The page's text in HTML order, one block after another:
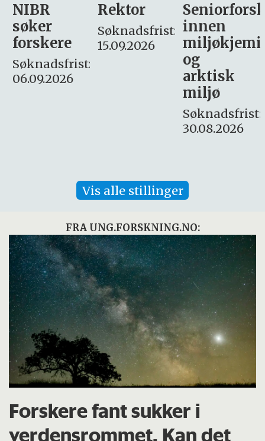
Rektor
Søknadsfrist:
15.09.2026
Seniorforsker
innen
miljøkjemi
søker
– fast
Søknadsfrist:
16. august.
Vis alle stillinger
FRA UNG.FORSKNING.NO:
Forskere fant sukker i
verdensrommet. Kan det